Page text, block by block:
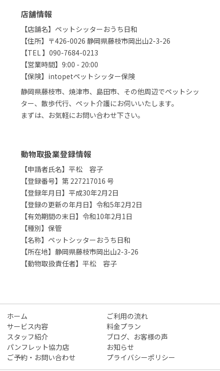
店舗情報
【店舗名】ペットシッターおうち日和
【住所】〒426-0026 静岡県藤枝市岡出山2-3-26
【TEL 】090-7684-0213
【営業時間】9:00 - 20:00
【保険】intopetペットシッター保険
静岡県藤枝市、焼津市、島田市、その他周辺でペットシッ
ター、散歩代行、ペット介護にお伺いいたします。
まずは、お気軽にお問い合わせ下さい。
動物取扱業登録情報
【申請者氏名】平松 容子
【登録番号】第 227217016 号
【登録年月日】平成30年2月2日
【登録の更新の年月日】令和5年2月2日
【有効期間の末日】令和10年2月1日
【種別】保管
【名称】ペットシッターおうち日和
【所在地】静岡県藤枝市岡出山2-3-26
【動物取扱責任者】平松 容子
ホーム
ご利用の流れ
サービス内容
料金プラン
スタッフ紹介
ブログ、お客様の声
パンフレット協力店
お知らせ
ご予約・お問い合わせ
プライバシーポリシー